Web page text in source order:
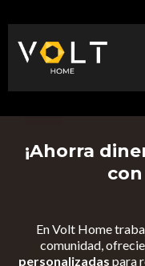
¡Ahorra
En Volt Home
comunidad,
personalizadas para